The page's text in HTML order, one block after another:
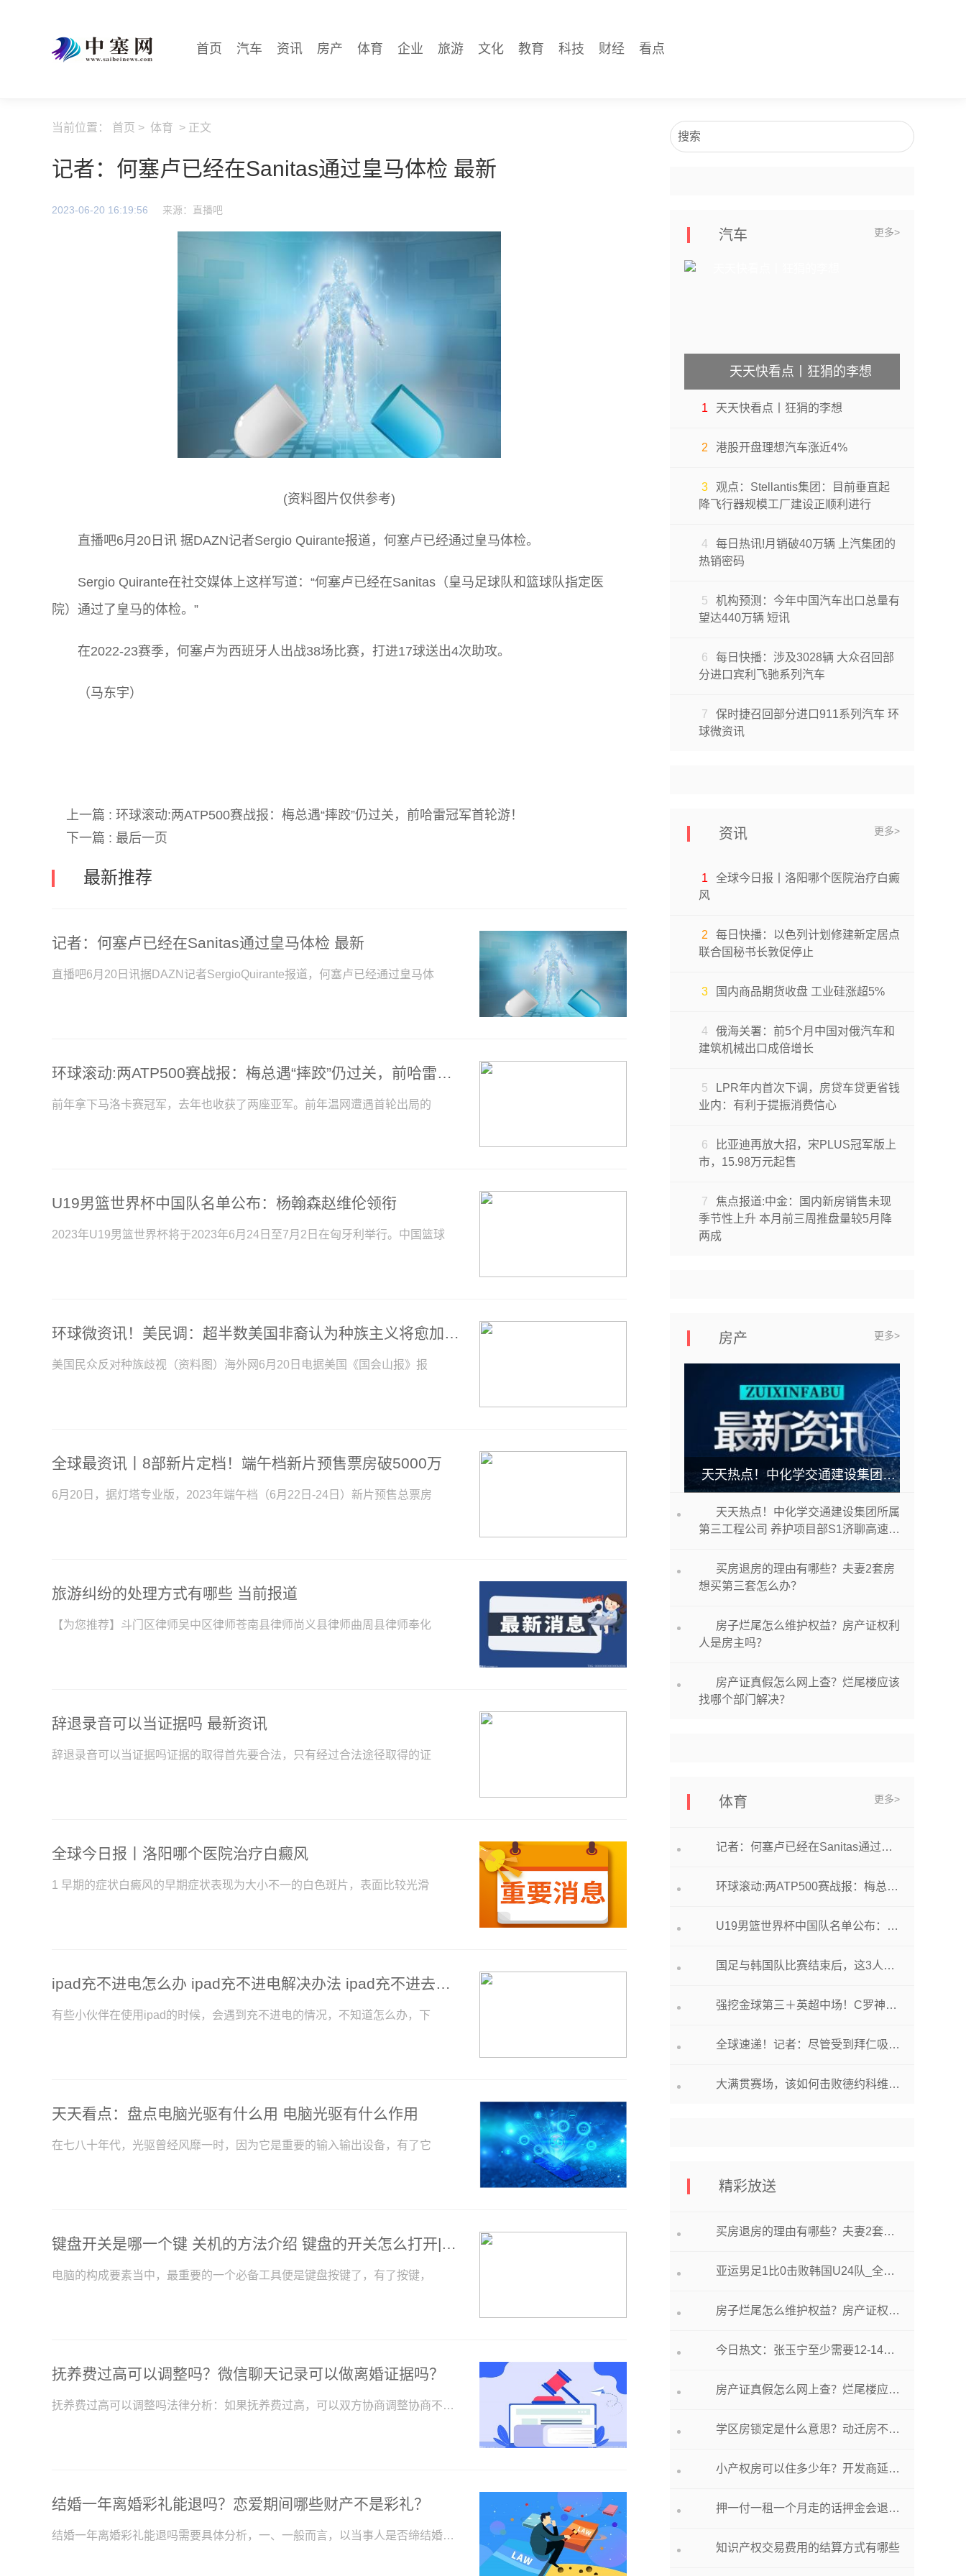
首页 汽车 资讯 房产 体育 企业 旅游 文化 教育 科技 财经 看点
当前位置： 首页 > 体育 > 正文
记者：何塞卢已经在Sanitas通过皇马体检 最新
2023-06-20 16:19:56 来源：直播吧
(资料图片仅供参考)
直播吧6月20日讯 据DAZN记者Sergio Quirante报道，何塞卢已经通过皇马体检。
Sergio Quirante在社交媒体上这样写道：“何塞卢已经在Sanitas（皇马足球队和篮球队指定医
院）通过了皇马的体检。”
在2022-23赛季，何塞卢为西班牙人出战38场比赛，打进17球送出4次助攻。
（马东宇）
上一篇 : 环球滚动:两ATP500赛战报：梅总遇“摔跤”仍过关，前哈雷冠军首轮游！
下一篇 : 最后一页
最新推荐
记者：何塞卢已经在Sanitas通过皇马体检 最新
直播吧6月20日讯据DAZN记者SergioQuirante报道，何塞卢已经通过皇马体
环球滚动:两ATP500赛战报：梅总遇“摔跤”仍过关，前哈雷冠军首轮游！
前年拿下马洛卡赛冠军，去年也收获了两座亚军。前年温网遭遇首轮出局的
U19男篮世界杯中国队名单公布：杨翰森赵维伦领衔
2023年U19男篮世界杯将于2023年6月24日至7月2日在匈牙利举行。中国篮球
环球微资讯！美民调：超半数美国非裔认为种族主义将愈加严重
美国民众反对种族歧视（资料图）海外网6月20日电据美国《国会山报》报
全球最资讯丨8部新片定档！端午档新片预售票房破5000万
6月20日，据灯塔专业版，2023年端午档（6月22日-24日）新片预售总票房
旅游纠纷的处理方式有哪些 当前报道
【为您推荐】斗门区律师吴中区律师苍南县律师尚义县律师曲周县律师奉化
辞退录音可以当证据吗 最新资讯
辞退录音可以当证据吗证据的取得首先要合法，只有经过合法途径取得的证
全球今日报丨洛阳哪个医院治疗白癜风
1 早期的症状白癜风的早期症状表现为大小不一的白色斑片，表面比较光滑
ipad充不进电怎么办 ipad充不进电解决办法 ipad充不进去电是怎么回事三种方法教
有些小伙伴在使用ipad的时候，会遇到充不进电的情况，不知道怎么办，下
天天看点：盘点电脑光驱有什么用 电脑光驱有什么作用
在七八十年代，光驱曾经风靡一时，因为它是重要的输入输出设备，有了它
键盘开关是哪一个键 关机的方法介绍 键盘的开关怎么打开|实时
电脑的构成要素当中，最重要的一个必备工具便是键盘按键了，有了按键，
抚养费过高可以调整吗？微信聊天记录可以做离婚证据吗？
抚养费过高可以调整吗法律分析：如果抚养费过高，可以双方协商调整协商不成可以提起民事诉讼进行抚养费...
结婚一年离婚彩礼能退吗？恋爱期间哪些财产不是彩礼？
结婚一年离婚彩礼能退吗需要具体分析，一、一般而言，以当事人是否缔结婚姻关系为主要判断依据。二、结...
搜索
汽车 更多>
天天快看点丨狂狷的李想
1 天天快看点丨狂狷的李想
2 港股开盘理想汽车涨近4%
3
观点：Stellantis集团：目前垂直起
降飞行器规模工厂建设正顺利进行
4
每日热讯!月销破40万辆 上汽集团的
热销密码
5
机构预测：今年中国汽车出口总量有
望达440万辆 短讯
6
每日快播：涉及3028辆 大众召回部
分进口宾利飞驰系列汽车
7
保时捷召回部分进口911系列汽车 环
球微资讯
资讯 更多>
1
全球今日报丨洛阳哪个医院治疗白癜
风
2
每日快播：以色列计划修建新定居点
联合国秘书长敦促停止
3 国内商品期货收盘 工业硅涨超5%
4
俄海关署：前5个月中国对俄汽车和
建筑机械出口成倍增长
5
LPR年内首次下调，房贷车贷更省钱
业内：有利于提振消费信心
6
比亚迪再放大招，宋PLUS冠军版上
市，15.98万元起售
7
焦点报道:中金：国内新房销售未现
季节性上升 本月前三周推盘量较5月降
两成
房产 更多>
天天热点！中化学交通建设集团所属第三工程公司 养护项目部S1济聊高速德州段路面修复 养护工程项目开工
天天热点！中化学交通建设集团所属
第三工程公司 养护项目部S1济聊高速德
买房退房的理由有哪些？夫妻2套房
想买第三套怎么办？
房子烂尾怎么维护权益？房产证权利
人是房主吗？
房产证真假怎么网上查？烂尾楼应该
找哪个部门解决？
体育 更多>
记者：何塞卢已经在Sanitas通过皇马体检 最新
环球滚动:两ATP500赛战报：梅总遇“摔跤”仍过关，前哈雷冠军首轮游！
U19男篮世界杯中国队名单公布：杨翰森赵维伦领衔
国足与韩国队比赛结束后，这3人身价或大涨，球迷建议：别踢中超
强挖金球第三＋英超中场！C罗神了，利雅得不惜成本亚冠争冠变天 今日观点
全球速递！记者：尽管受到拜仁吸引，但沃克优先和曼城续约
大满贯赛场，该如何击败德约科维奇？|观热点
精彩放送
买房退房的理由有哪些？夫妻2套房想买第三套怎么办？
亚运男足1比0击败韩国U24队_全球热点评
房子烂尾怎么维护权益？房产证权利人是房主吗？
今日热文：张玉宁至少需要12-14周时间康复 无缘杭州亚运会
房产证真假怎么网上查？烂尾楼应该找哪个部门解决？
学区房锁定是什么意思？动迁房不满三年可以交易吗？
小产权房可以住多少年？开发商延期交房起诉退房能成功吗？
押一付一租一个月走的话押金会退吗？房租不退租金怎么处理？
知识产权交易费用的结算方式有哪些